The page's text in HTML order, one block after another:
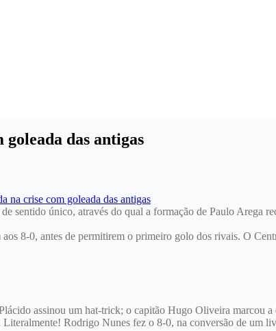
das antigas
sentido único, através do qual a formação de Paulo Arega
8-0, antes de permitirem o primeiro golo dos rivais. O
assinou um hat-trick; o capitão Hugo Oliveira marcou
Rodrigo Nunes fez o 8-0, na conversão de um